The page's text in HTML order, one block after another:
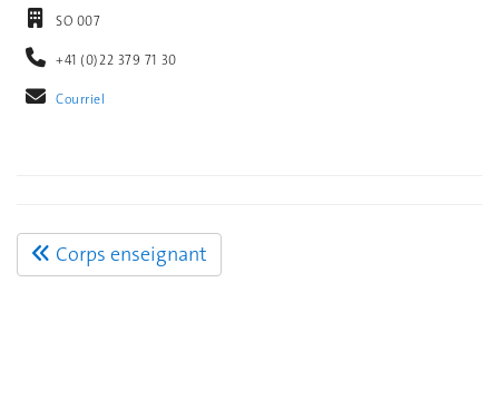
SO 007
+41 (0)22 379 71 30
Courriel
Corps enseignant